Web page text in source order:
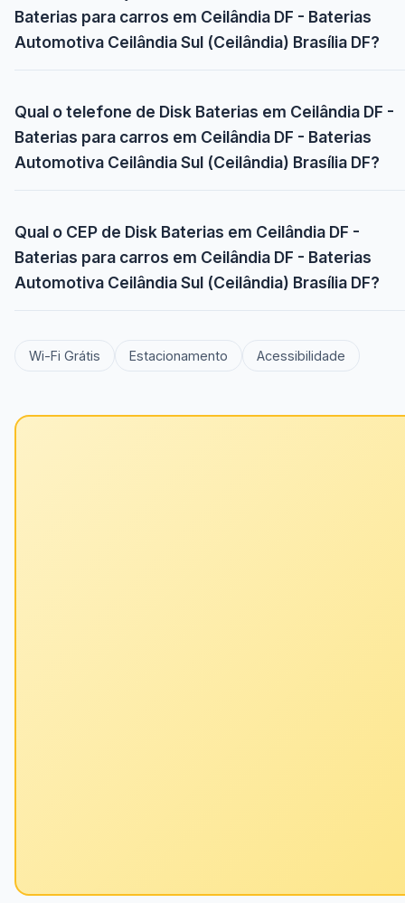
Baterias para carros em Ceilândia DF - Baterias
Automotiva Ceilândia Sul (Ceilândia) Brasília DF?
Qual o telefone de Disk Baterias em Ceilândia DF -
Baterias para carros em Ceilândia DF - Baterias
Automotiva Ceilândia Sul (Ceilândia) Brasília DF?
Qual o CEP de Disk Baterias em Ceilândia DF -
Baterias para carros em Ceilândia DF - Baterias
Automotiva Ceilândia Sul (Ceilândia) Brasília DF?
Wi-Fi Grátis Estacionamento Acessibilidade